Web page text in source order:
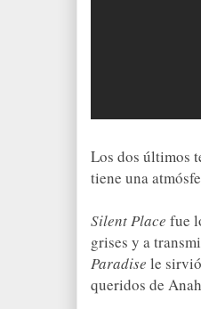
Los dos últimos
tiene una
Silent Place fue
grises y a tr
Paradise le
queridos de